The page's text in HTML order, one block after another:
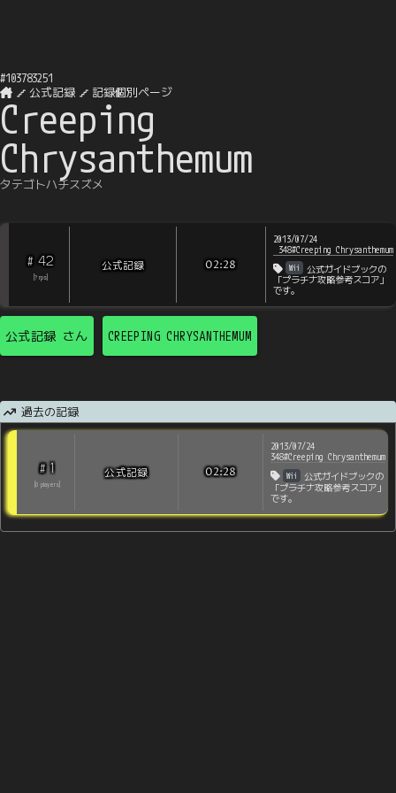
#103783251
公式記録
記録個別ページ
Creeping
Chrysanthemum
タテゴトハチスズメ
# 42
? rps]
公式記録 02:28
2013/07/24
348#Creeping Chrysanthemum
Wii
公式ガイドブックの
「プラチナ攻略参考スコア」
です。
公式記録 さん CREEPING CHRYSANTHEMUM
過去の記録
# 1
0 players
公式記録 02:28
2013/07/24
348#Creeping Chrysanthemum
Wii
公式ガイドブックの
「プラチナ攻略参考スコア」
です。